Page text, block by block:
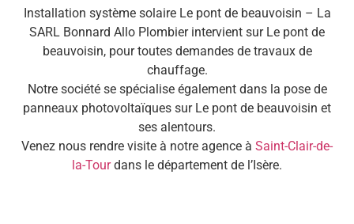
Installation système solaire Le pont de beauvoisin – La
SARL Bonnard Allo Plombier intervient sur Le pont de
beauvoisin, pour toutes demandes de travaux de
chauffage.
Notre société se spécialise également dans la pose de
panneaux photovoltaïques sur Le pont de beauvoisin et
ses alentours.
Venez nous rendre visite à notre agence à Saint-Clair-de-
la-Tourdans le département de l’Isère.